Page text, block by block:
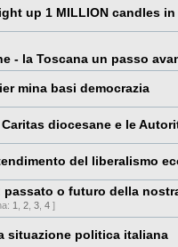
up 1 MILLION candles in
- la Toscana un passo
mina basi democrazia
diocesane e le
del liberalismo
o futuro della
1 2 3 4 ]
situazione politica italiana